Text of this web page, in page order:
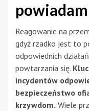
Reagowanie na
gdyż rzadko jest to
odpowiednich
powtarzania się.
incydentów
bezpieczeństwo
krzywdom. Wiele